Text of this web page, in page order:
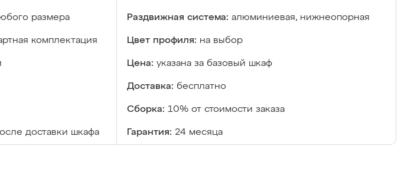
размера Раздвижная система: алюминиевая, нижнеопорная
комплектация Цвет профиля: на выбор
Цена: указана за базовый шкаф
Доставка: бесплатно
Сборка: 10% от стоимости заказа
доставки шкафа Гарантия: 24 месяца